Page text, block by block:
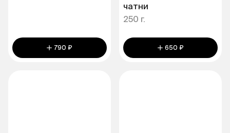
790 ₽
чатни
250 г.
650 ₽